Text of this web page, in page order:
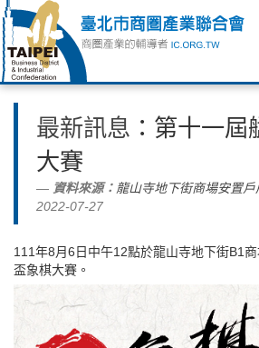
最新訊息 ：第十一
大賽
資料來源： 龍山寺地下街商場安置
2022-07-27
111年8月6日中午12點於龍山寺地下街B1
盃象棋大賽。